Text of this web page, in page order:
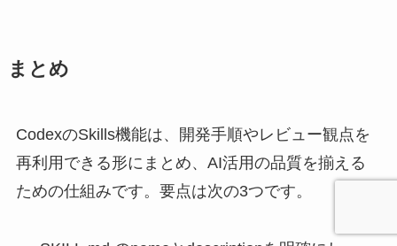
まとめ
CodexのSkills機能は、開発手順やレビュー観点を
再利用できる形にまとめ、AI活用の品質を揃える
ための仕組みです。要点は次の3つです。